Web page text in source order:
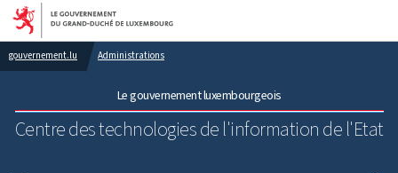
Aller au menu principal
Aller au contenu
gouvernement.lu Administrations
Le gouvernement luxembourgeois
Centre des technologies de l'information de l'Etat